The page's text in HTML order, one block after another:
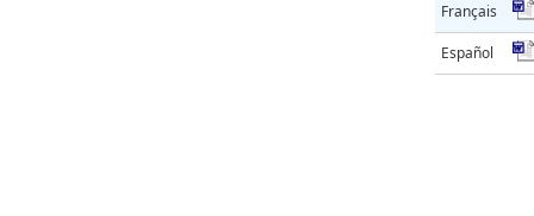
Français
Español